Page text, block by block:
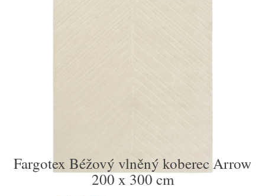
Fargotex Béžový vlněný koberec Arrow
200 x 300 cm